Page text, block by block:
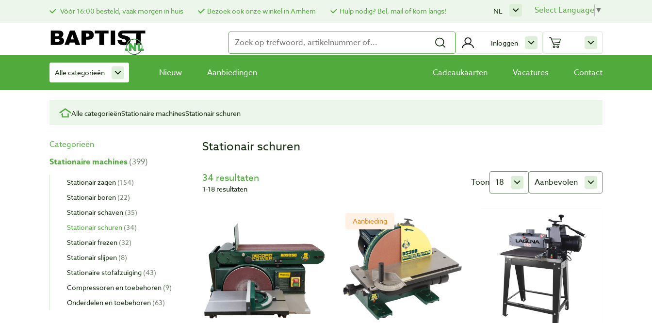
Vóór 16:00 besteld, vaak morgen in huis Bezoek ook onze winkel in Arnhem Hulp nodig? Bel, mail of kom langs! Select Language▼
NL
Inloggen
Alle categorieën Nieuw Aanbiedingen Cadeaukaarten Vacatures Contact
Alle categorieënStationaire machinesStationair schuren
Categorieën
Stationaire machines 399
Stationair zagen 154
Stationair boren 22
Stationair schaven 35
Stationair schuren 34
Stationair frezen 32
Stationair slijpen 8
Stationaire stofafzuiging 43
Compressoren en toebehoren 9
Onderdelen en toebehoren 63
Stationair schuren
34 resultaten
1-18 resultaten
Toon 18 Aanbevolen
Aanbieding